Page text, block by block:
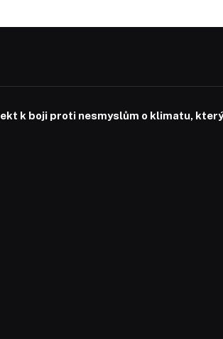
k boji proti nesmyslům o klimatu, který